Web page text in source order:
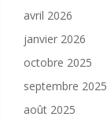
avril 2026
janvier 2026
octobre 2025
septembre 2025
août 2025